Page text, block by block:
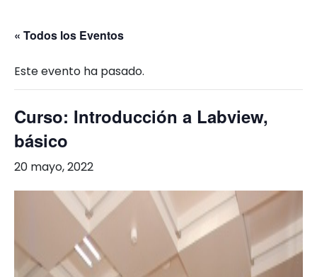
« Todos los Eventos
Este evento ha pasado.
Curso: Introducción a Labview,
básico
20 mayo, 2022